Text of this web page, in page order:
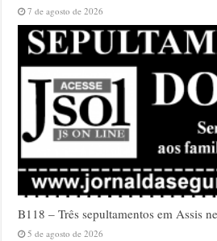
7 de agosto de 2026
B118 – Três sepultamentos em Assis
5 de agosto de 2026